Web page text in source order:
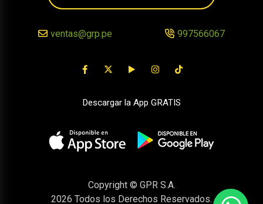
ventas@grp.pe 997566067
Descargar la App GRATIS
Copyright © GPR S.A.
2026 Todos los Derechos Reservados.